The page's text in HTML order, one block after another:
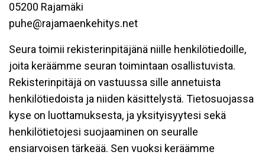
05200 Rajamäki
puhe@rajamaenkehitys.net
Seura toimii rekisterinpitäjänä niille henkilötiedoille,
joita keräämme seuran toimintaan osallistuvista.
Rekisterinpitäjä on vastuussa sille annetuista
henkilötiedoista ja niiden käsittelystä. Tietosuojassa
kyse on luottamuksesta, ja yksityisyytesi sekä
henkilötietojesi suojaaminen on seuralle
ensiarvoisen tärkeää. Sen vuoksi keräämme